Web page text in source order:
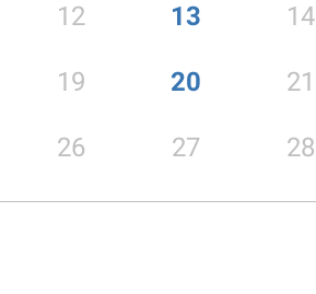
12 13 14
19 20 21
26 27 28